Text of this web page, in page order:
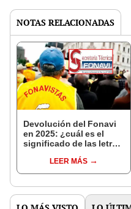
NOTAS RELACIONADAS
Devolución del Fonavi
en 2025: ¿cuál es el
significado de las letras
página oficial?
LEER MÁS